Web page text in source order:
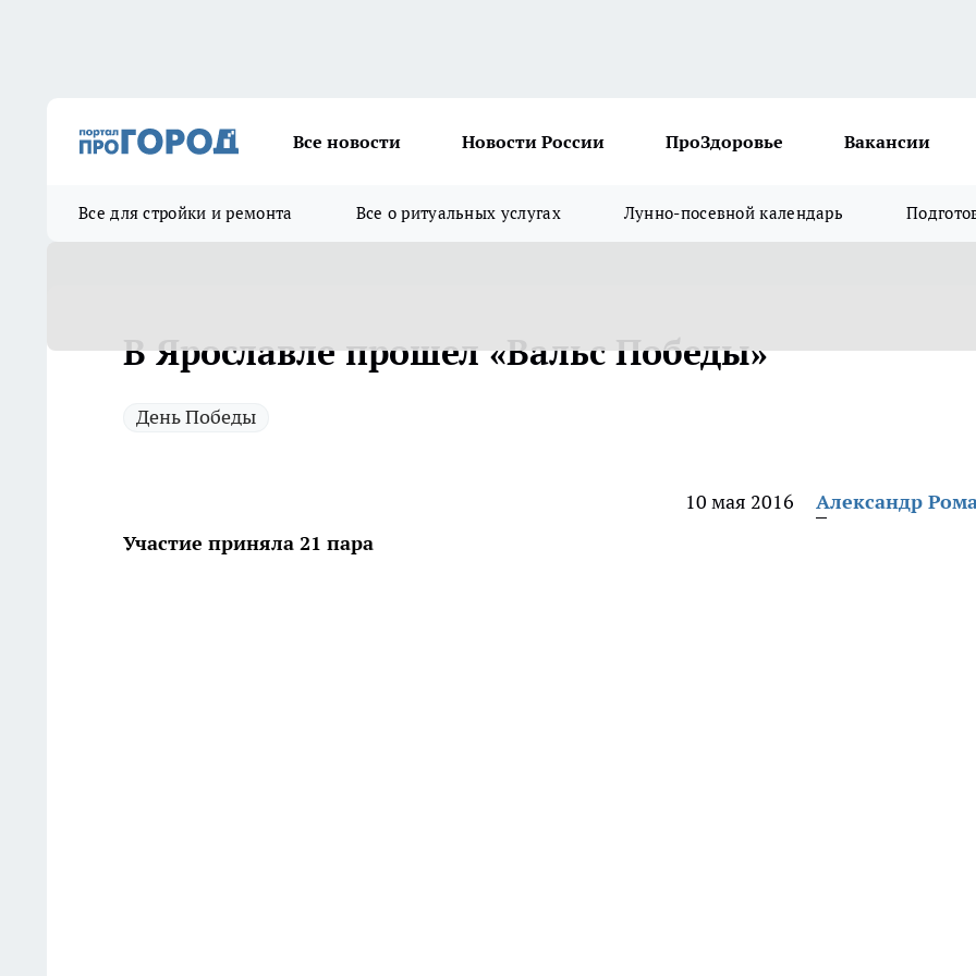
Все новости Новости России ПроЗдоровье Вакансии
Все для стройки и ремонта Все о ритуальных услугах Лунно-посевной календарь
В Ярославле прошел «Вальс Победы»
День Победы
10 мая 2016
Александр
Участие приняла 21 пара